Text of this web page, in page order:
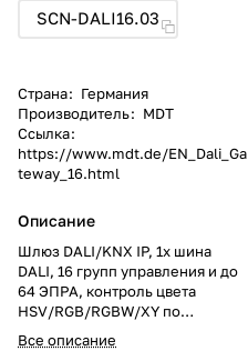
SCN-DALI16.03
Страна: Германия
Производитель: MDT
Ссылка:
https://www.mdt.de/EN_Dali_Ga
teway_16.html
Описание
Шлюз DALI/KNX IP, 1х шина
DALI, 16 групп управления и до
64 ЭПРА, контроль цвета
HSV/RGB/RGBW/XY по
стандарту DALI DT8,
регулировка цветовой
Все описание